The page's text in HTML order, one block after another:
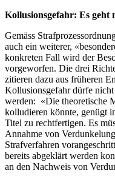
Kollusionsgefahr: Es geht
Gemäss
auch ein weiterer,
konkreten Fall wird der
vorgeworfen. Die drei
zitieren dazu aus früheren
Kollusionsgefahr dürfe
werden: «Die theoretische
kolludieren könnte, genügt
Titel zu rechtfertigen. Es
Annahme von
Strafverfahren
bereits abgeklärt werden
an den Nachweis von